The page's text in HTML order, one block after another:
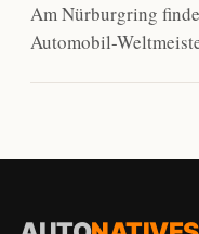
Am Nürburgring
Automobil-